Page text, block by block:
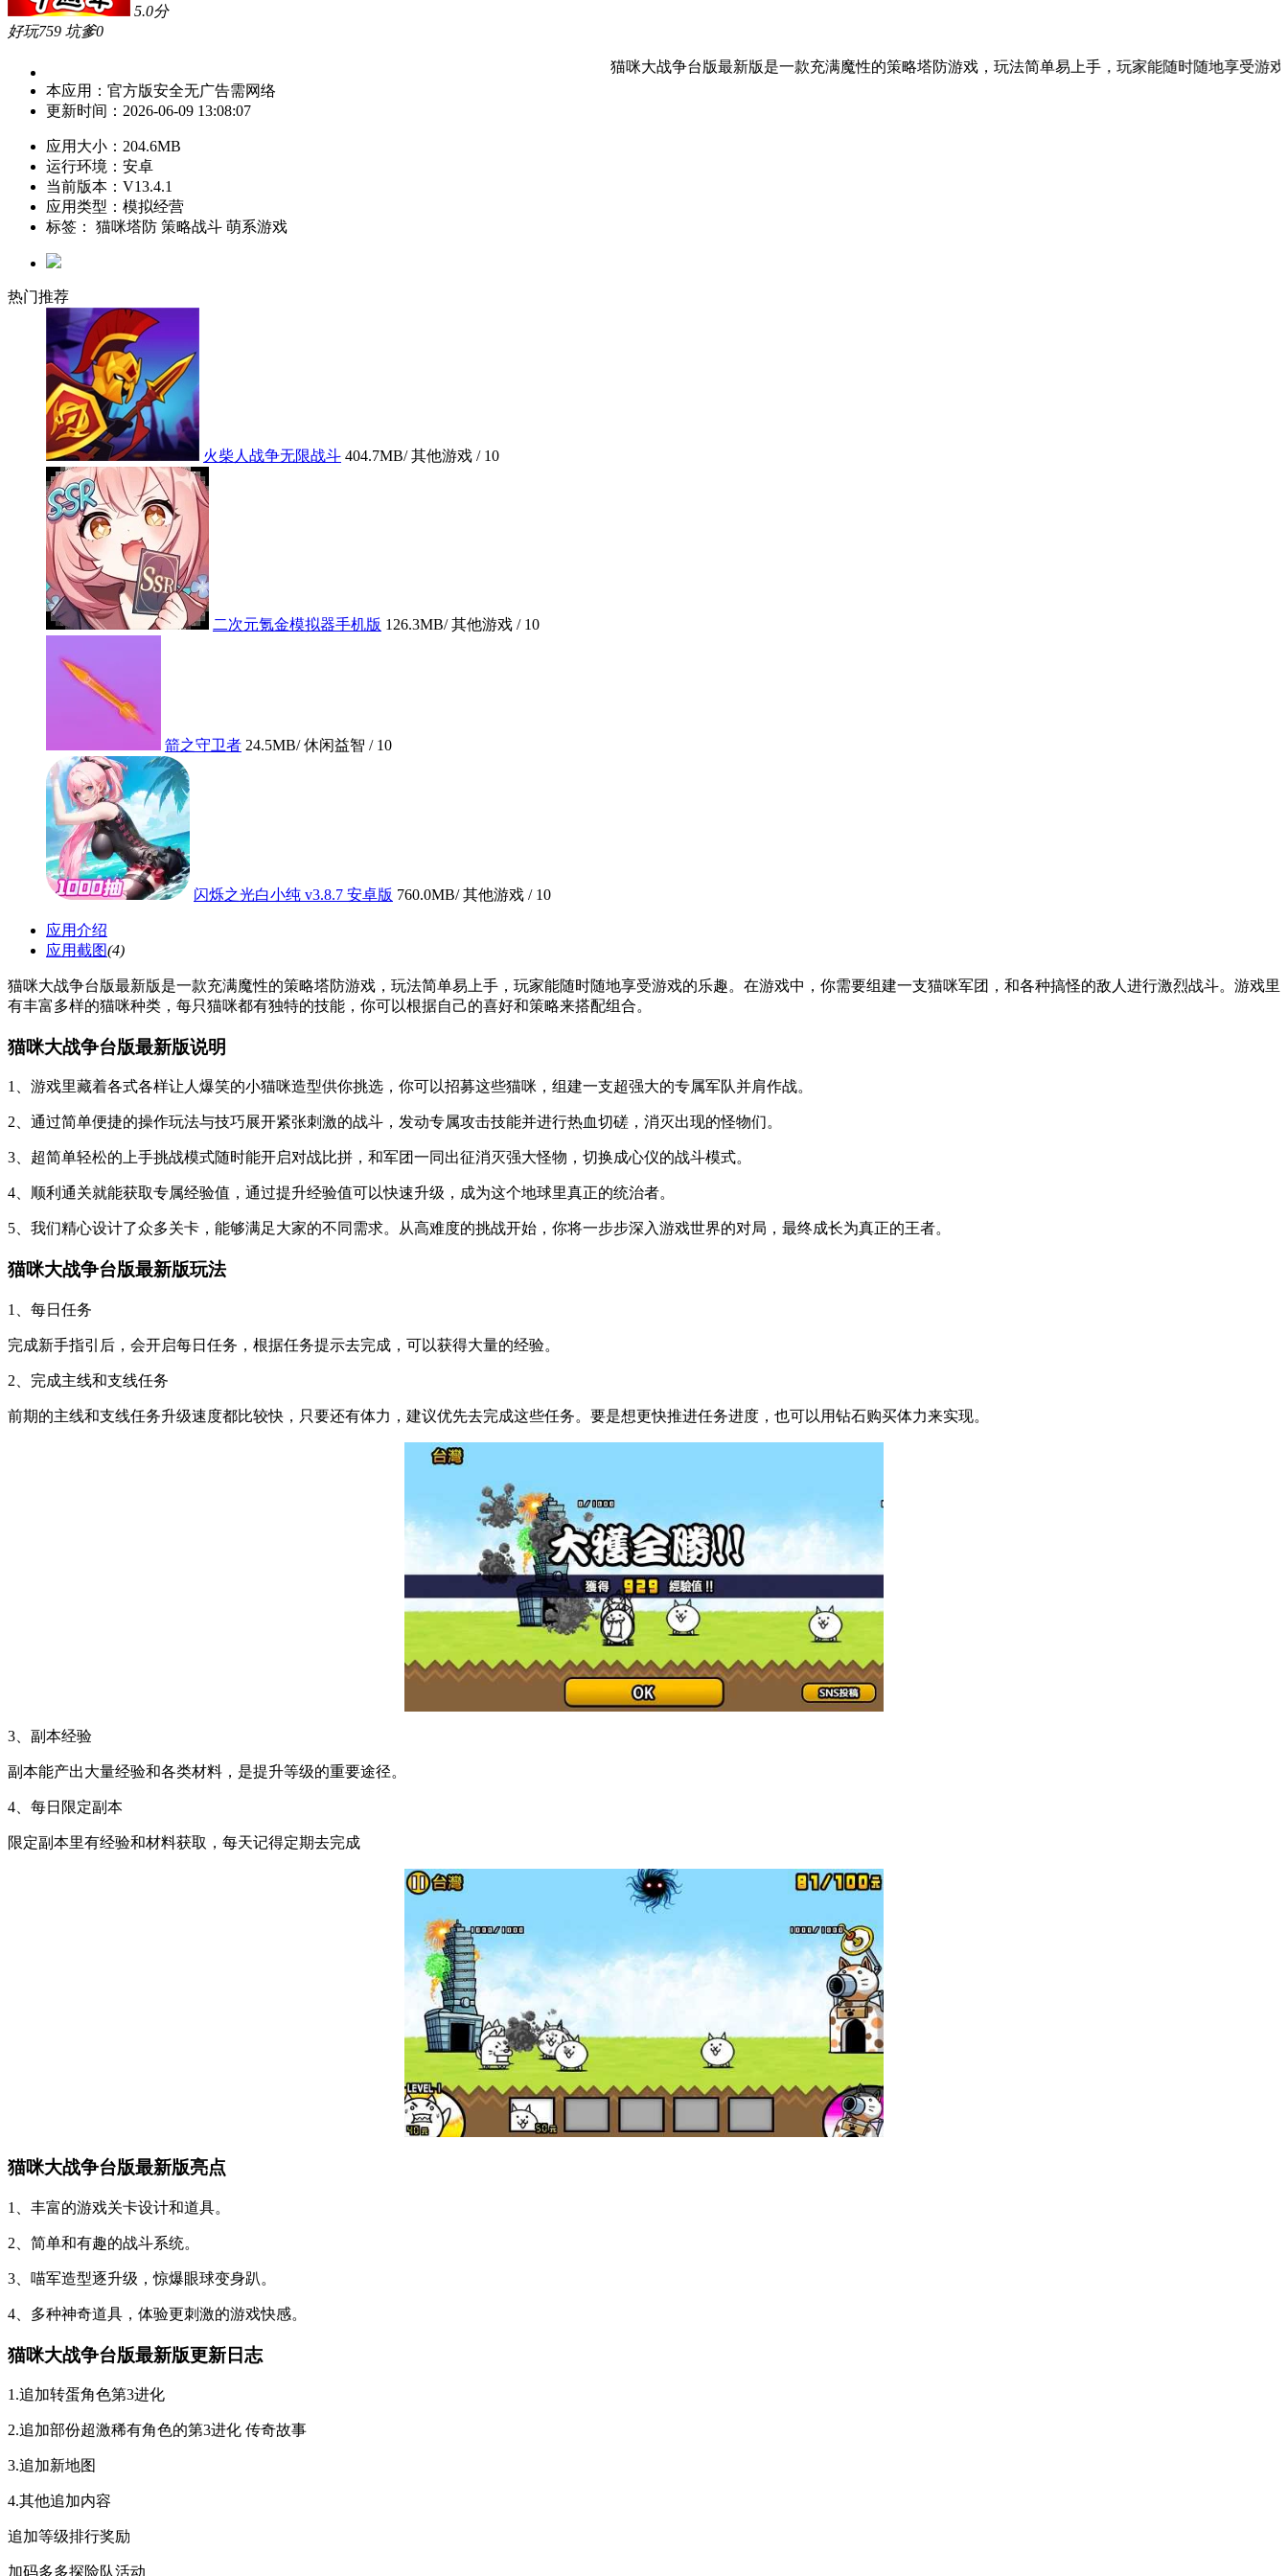
5.0分
好玩759 坑爹0
猫咪大战争台版最新版是一款充满魔性的策略塔防游戏，玩法简单易上手，玩家能随时随地享受游戏的乐趣
本应用： 官方版安全无广告需网络
更新时间： 2026-06-09 13:08:07
应用大小： 204.6MB
运行环境： 安卓
当前版本： V13.4.1
应用类型：模拟经营
标签： 猫咪塔防 策略战斗 萌系游戏
热门推荐
火柴人战争无限战斗 404.7MB/ 其他游戏 / 10
二次元氪金模拟器手机版 126.3MB/ 其他游戏 / 10
箭之守卫者 24.5MB/ 休闲益智 / 10
闪烁之光白小纯 v3.8.7 安卓版 760.0MB/ 其他游戏 / 10
应用介绍
应用截图(4)
猫咪大战争台版最新版是一款充满魔性的策略塔防游戏，玩法简单易上手，玩家能随时随地享受游戏的乐趣。在游戏中，你需要组建一支猫咪军团，和各种搞怪的敌人进行激烈战斗。游戏里
有丰富多样的猫咪种类，每只猫咪都有独特的技能，你可以根据自己的喜好和策略来搭配组合。
猫咪大战争台版最新版说明
1、游戏里藏着各式各样让人爆笑的小猫咪造型供你挑选，你可以招募这些猫咪，组建一支超强大的专属军队并肩作战。
2、通过简单便捷的操作玩法与技巧展开紧张刺激的战斗，发动专属攻击技能并进行热血切磋，消灭出现的怪物们。
3、超简单轻松的上手挑战模式随时能开启对战比拼，和军团一同出征消灭强大怪物，切换成心仪的战斗模式。
4、顺利通关就能获取专属经验值，通过提升经验值可以快速升级，成为这个地球里真正的统治者。
5、我们精心设计了众多关卡，能够满足大家的不同需求。从高难度的挑战开始，你将一步步深入游戏世界的对局，最终成长为真正的王者。
猫咪大战争台版最新版玩法
1、每日任务
完成新手指引后，会开启每日任务，根据任务提示去完成，可以获得大量的经验。
2、完成主线和支线任务
前期的主线和支线任务升级速度都比较快，只要还有体力，建议优先去完成这些任务。要是想更快推进任务进度，也可以用钻石购买体力来实现。
3、副本经验
副本能产出大量经验和各类材料，是提升等级的重要途径。
4、每日限定副本
限定副本里有经验和材料获取，每天记得定期去完成
猫咪大战争台版最新版亮点
1、丰富的游戏关卡设计和道具。
2、简单和有趣的战斗系统。
3、喵军造型逐升级，惊爆眼球变身趴。
4、多种神奇道具，体验更刺激的游戏快感。
猫咪大战争台版最新版更新日志
1.追加转蛋角色第3进化
2.追加部份超激稀有角色的第3进化 传奇故事
3.追加新地图
4.其他追加内容
追加等级排行奖励
加码多多探险队活动